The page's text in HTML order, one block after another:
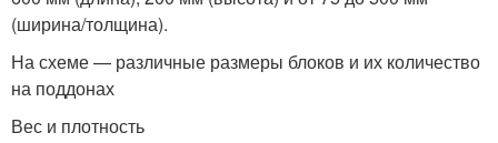
(ширина/толщина).
На схеме — различные размеры блоков и их количество
на поддонах
Вес и плотность